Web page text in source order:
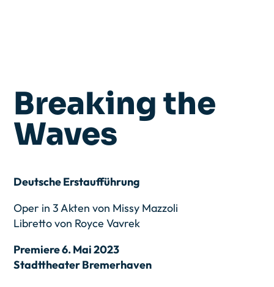
Breaking the
Waves
Deutsche Erstaufführung
Oper in 3 Akten von Missy Mazzoli
Libretto von Royce Vavrek
Premiere 6. Mai 2023
Stadttheater Bremerhaven